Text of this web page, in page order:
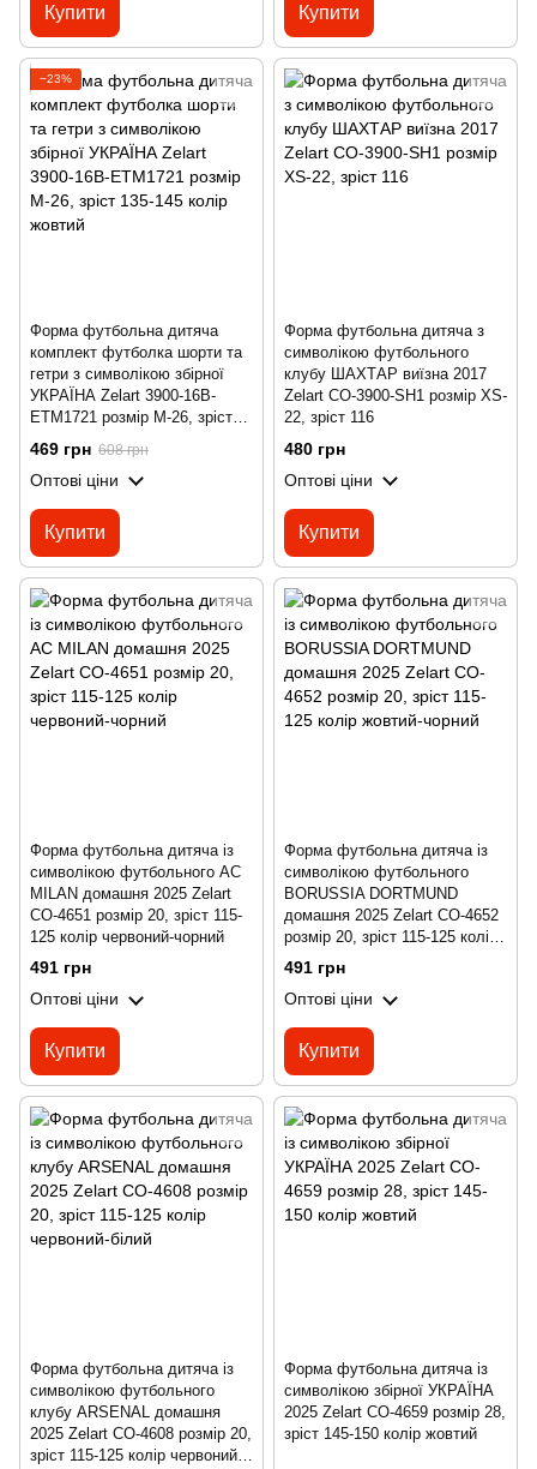
Купити Купити
−23%
Форма футбольна дитяча
комплект футболка шорти та
гетри з символікою збірної
УКРАЇНА Zelart 3900-16B-
ETM1721 розмір M-26, зріст
469 грн 608 грн
Оптові ціни
Купити
Форма футбольна дитяча з
символікою футбольного
клубу ШАХТАР виїзна 2017
Zelart CO-3900-SH1 розмір XS-
22, зріст 116
480 грн
Оптові ціни
Купити
Форма футбольна дитяча із
символікою футбольного AC
MILAN домашня 2025 Zelart
CO-4651 розмір 20, зріст 115-
125 колір червоний-чорний
491 грн
Оптові ціни
Купити
Форма футбольна дитяча із
символікою футбольного
BORUSSIA DORTMUND
домашня 2025 Zelart CO-4652
розмір 20, зріст 115-125 колір
жовтий-чорний
491 грн
Оптові ціни
Купити
Форма футбольна дитяча із
символікою футбольного
клубу ARSENAL домашня
2025 Zelart CO-4608 розмір 20,
зріст 115-125 колір червоний-
Форма футбольна дитяча із
символікою збірної УКРАЇНА
2025 Zelart CO-4659 розмір 28,
зріст 145-150 колір жовтий